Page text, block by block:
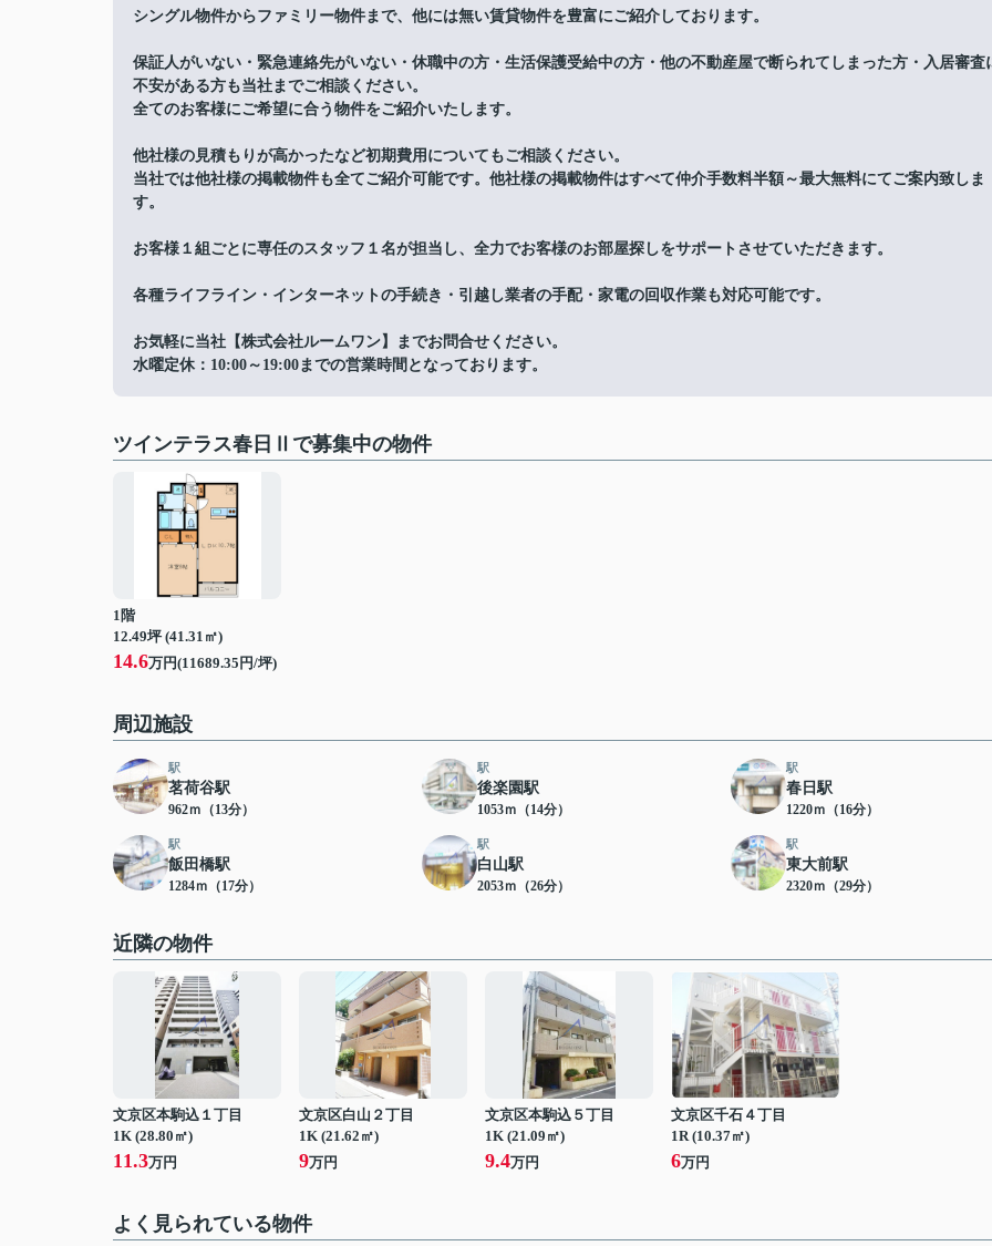
シングル物件からファミリー物件まで、他には無い賃貸物件を豊富にご紹介しております。
保証人がいない・緊急連絡先がいない・休職中の方・生活保護受給中の方・他の不動産屋で断られてしまった方・入居審査
不安がある方も当社までご相談ください。
全てのお客様にご希望に合う物件をご紹介いたします。
他社様の見積もりが高かったなど初期費用についてもご相談ください。
当社では他社様の掲載物件も全てご紹介可能です。他社様の掲載物件はすべて仲介手数料半額～最大無料にてご案内致しま
す。
お客様１組ごとに専任のスタッフ１名が担当し、全力でお客様のお部屋探しをサポートさせていただきます。
各種ライフライン・インターネットの手続き・引越し業者の手配・家電の回収作業も対応可能です。
お気軽に当社【株式会社ルームワン】までお問合せください。
水曜定休：10:00～19:00までの営業時間となっております。
ツインテラス春日Ⅱで募集中の物件
1階
12.49坪 (41.31㎡)
14.6万円(11689.35円/坪)
周辺施設
駅
茗荷谷駅
962ｍ（13分）
駅
後楽園駅
1053ｍ（14分）
駅
春日駅
1220ｍ（16分）
駅
飯田橋駅
1284ｍ（17分）
駅
白山駅
2053ｍ（26分）
駅
東大前駅
2320ｍ（29分）
近隣の物件
文京区本駒込１丁目
1K (28.80㎡)
11.3万円
文京区白山２丁目
1K (21.62㎡)
9万円
文京区本駒込５丁目
1K (21.09㎡)
9.4万円
文京区千石４丁目
1R (10.37㎡)
6万円
よく見られている物件